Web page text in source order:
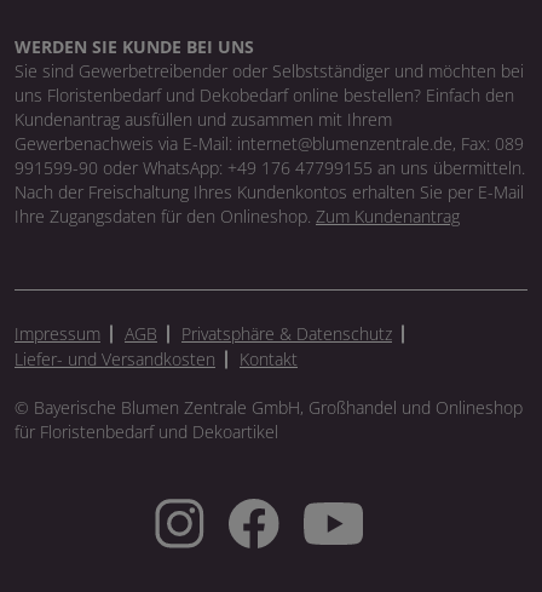
WERDEN SIE KUNDE BEI UNS
Sie sind Gewerbetreibender oder Selbstständiger und möchten bei
uns Floristenbedarf und Dekobedarf online bestellen? Einfach den
Kundenantrag ausfüllen und zusammen mit Ihrem
Gewerbenachweis via E-Mail: internet@blumenzentrale.de, Fax: 089
991599-90 oder WhatsApp: +49 176 47799155 an uns übermitteln.
Nach der Freischaltung Ihres Kundenkontos erhalten Sie per E-Mail
Ihre Zugangsdaten für den Onlineshop. Zum Kundenantrag
Impressum AGB
Privatsphäre & Datenschutz
Liefer- und Versandkosten
Kontakt
© Bayerische Blumen Zentrale GmbH, Großhandel und Onlineshop
für Floristenbedarf und Dekoartikel